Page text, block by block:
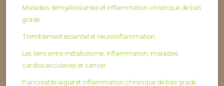
Maladies démyélinisantes et inflammation chronique de bas
grade
Tremblement essentiel et neuroinflammation
Les liens entre métabolisme, inflammation, maladies
cardiovasculaires et cancer
Pancréatite aiguë et inflammation chronique de bas grade